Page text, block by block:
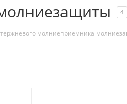
4
молниеприемника